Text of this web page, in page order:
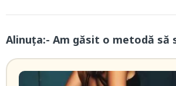
Alinuța:- Am găsit o metodă să